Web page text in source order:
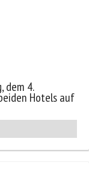
dem 4.
Hotels auf